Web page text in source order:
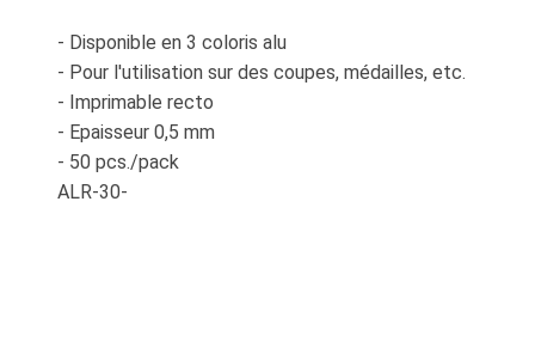
- Disponible en 3 coloris alu
- Pour l'utilisation sur des coupes, médailles, etc.
- Imprimable recto
- Epaisseur 0,5 mm
- 50 pcs./pack
ALR-30-